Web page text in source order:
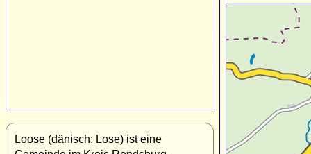
Loose (dänisch: Lose) ist eine